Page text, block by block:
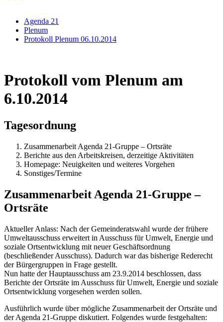
Agenda 21
Plenum
Protokoll Plenum 06.10.2014
Protokoll vom Plenum am
6.10.2014
Tagesordnung
Zusammenarbeit Agenda 21-Gruppe – Ortsräte
Berichte aus den Arbeitskreisen, derzeitige Aktivitäten
Homepage: Neuigkeiten und weiteres Vorgehen
Sonstiges/Termine
Zusammenarbeit Agenda 21-Gruppe –
Ortsräte
Aktueller Anlass: Nach der Gemeinderatswahl wurde der frühere
Umweltausschuss erweitert in Ausschuss für Umwelt, Energie und
soziale Ortsentwicklung mit neuer Geschäftsordnung
(beschließender Ausschuss). Dadurch war das bisherige Rederecht
der Bürgergruppen in Frage gestellt.
Nun hatte der Hauptausschuss am 23.9.2014 beschlossen, dass
Berichte der Ortsräte im Ausschuss für Umwelt, Energie und soziale
Ortsentwicklung vorgesehen werden sollen.
Ausführlich wurde über mögliche Zusammenarbeit der Ortsräte und
der Agenda 21-Gruppe diskutiert. Folgendes wurde festgehalten: